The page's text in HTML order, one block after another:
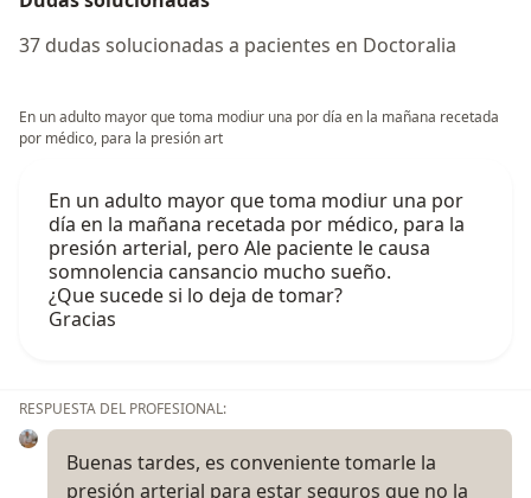
37 dudas solucionadas a pacientes en Doctoralia
En un adulto mayor que toma modiur una por día en la mañana recetada
por médico, para la presión art
En un adulto mayor que toma modiur una por
día en la mañana recetada por médico, para la
presión arterial, pero Ale paciente le causa
somnolencia cansancio mucho sueño.
¿Que sucede si lo deja de tomar?
Gracias
RESPUESTA DEL PROFESIONAL:
Buenas tardes, es conveniente tomarle la
presión arterial para estar seguros que no la